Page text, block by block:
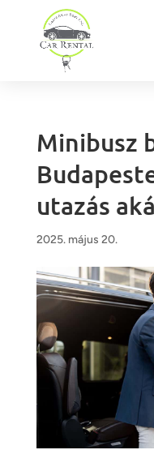
Minibusz
utazás
2025. május 20.